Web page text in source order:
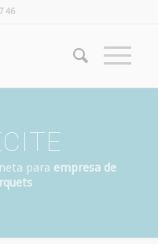
46
para empresa de